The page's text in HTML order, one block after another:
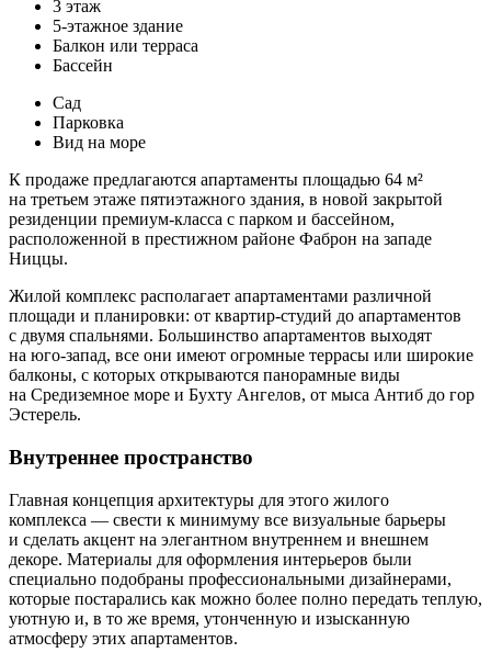
3 этаж
5-этажное здание
Балкон или терраса
Бассейн
Сад
Парковка
Вид на море
К продаже предлагаются апартаменты площадью 64 м²
на третьем этаже пятиэтажного здания, в новой закрытой
резиденции премиум-класса с парком и бассейном,
расположенной в престижном районе Фаброн на западе
Ниццы.
Жилой комплекс располагает апартаментами различной
площади и планировки: от квартир-студий до апартаментов
с двумя спальнями. Большинство апартаментов выходят
на юго-запад, все они имеют огромные террасы или широкие
балконы, с которых открываются панорамные виды
на Средиземное море и Бухту Ангелов, от мыса Антиб до гор
Эстерель.
Внутреннее пространство
Главная концепция архитектуры для этого жилого
комплекса — свести к минимуму все визуальные барьеры
и сделать акцент на элегантном внутреннем и внешнем
декоре. Материалы для оформления интерьеров были
специально подобраны профессиональными дизайнерами,
которые постарались как можно более полно передать теплую,
уютную и, в то же время, утонченную и изысканную
атмосферу этих апартаментов.